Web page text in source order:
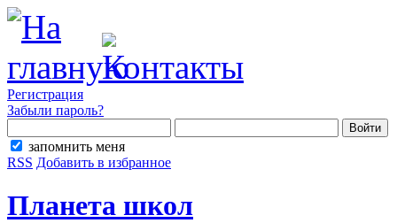
Регистрация
Забыли пароль?
запомнить меня
RSS Добавить в избранное
Планета школ